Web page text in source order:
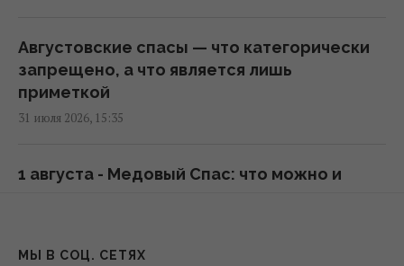
странах: в ООН выпустили
предупреждение
16:57 среда, 05 августа 2026
жары, - синоптик Диденко
Таинственные молнии вспыхивают под
Августовские спасы — что категорически
запрещено, а что является лишь
приметкой
31 июля 2026, 15:35
1 августа - Медовый Спас: что можно и
МЫ В СОЦ. СЕТЯХ